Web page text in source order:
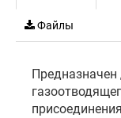
Файлы